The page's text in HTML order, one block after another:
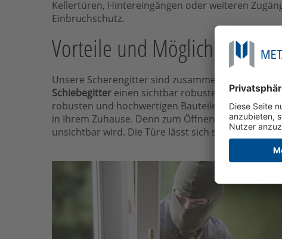
Kellertüren, Hintereingängen oder weiteren
Einbruchschutz.
Vorteile und Möglichkeiten
Unsere Scherengitter sind zusammenschiebbare,
Schiebegitter einen sichtbar robusten Schutz vor
robusten und hochwertigen Bauteilen, bieten die
in Ihrem Zuhause. Denn zum Öffnen lässt sich
unsichtbar wird. Die Türe lässt sich so ganz